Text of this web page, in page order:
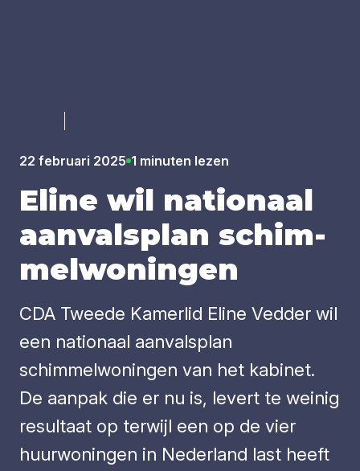
22 februari 2025 1 minuten lezen
Eli­ne wil nati­o­naal
aan­vals­plan schim­
mel­wo­nin­gen
CDA Tweede Kamerlid Eline Vedder wil
een nationaal aanvalsplan
schimmelwoningen van het kabinet.
De aanpak die er nu is, levert te weinig
resultaat op terwijl een op de vier
huurwoningen in Nederland last heeft